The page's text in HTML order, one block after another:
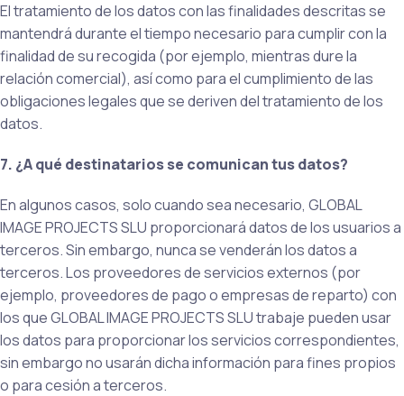
El tratamiento de los datos con las finalidades descritas se
mantendrá durante el tiempo necesario para cumplir con la
finalidad de su recogida (por ejemplo, mientras dure la
relación comercial), así como para el cumplimiento de las
obligaciones legales que se deriven del tratamiento de los
datos.
7. ¿A qué destinatarios se comunican tus datos?
En algunos casos, solo cuando sea necesario, GLOBAL
IMAGE PROJECTS SLU proporcionará datos de los usuarios a
terceros. Sin embargo, nunca se venderán los datos a
terceros. Los proveedores de servicios externos (por
ejemplo, proveedores de pago o empresas de reparto) con
los que GLOBAL IMAGE PROJECTS SLU trabaje pueden usar
los datos para proporcionar los servicios correspondientes,
sin embargo no usarán dicha información para fines propios
o para cesión a terceros.